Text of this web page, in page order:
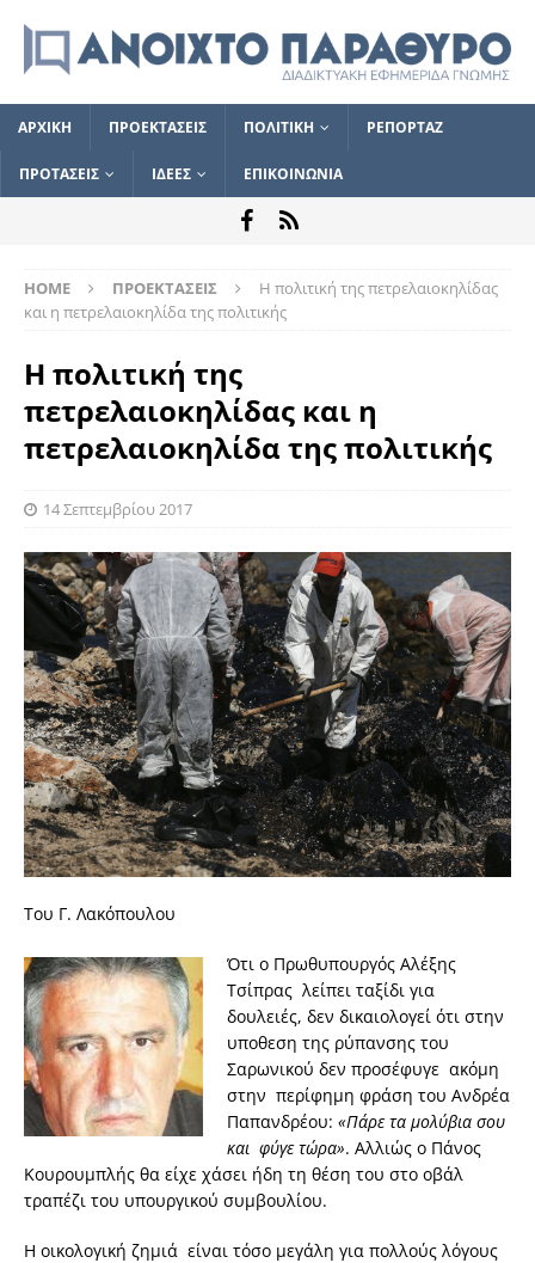
ΑΡΧΙΚΗ ΠΡΟΕΚΤΑΣΕΙΣ ΠΟΛΙΤΙΚΗ ΡΕΠΟΡΤΑΖ
ΠΡΟΤΑΣΕΙΣ ΙΔΕΕΣ ΕΠΙΚΟΙΝΩΝΙΑ
HOME ΠΡΟΕΚΤΑΣΕΙΣ
Η πολιτική της πετρελαιοκηλίδας
και η πετρελαιοκηλίδα της πολιτικής
Η πολιτική της
πετρελαιοκηλίδας και η
πετρελαιοκηλίδα της πολιτικής
14 Σεπτεμβρίου 2017
Του Γ. Λακόπουλου
Ότι ο Πρωθυπουργός Αλέξης
Τσίπρας λείπει ταξίδι για
δουλειές, δεν δικαιολογεί ότι στην
υποθεση της ρύπανσης του
Σαρωνικού δεν προσέφυγε ακόμη
στην περίφημη φράση του Ανδρέα
Παπανδρέου: «Πάρε τα μολύβια σου
και φύγε τώρα». Αλλιώς ο Πάνος
Κουρουμπλής θα είχε χάσει ήδη τη θέση του στο οβάλ
τραπέζι του υπουργικού συμβουλίου.
Η οικολογική ζημιά είναι τόσο μεγάλη για πολλούς λόγους